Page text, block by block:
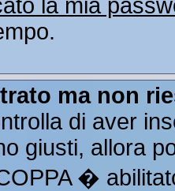
la mia
ma non
di aver
giusti, allora
�